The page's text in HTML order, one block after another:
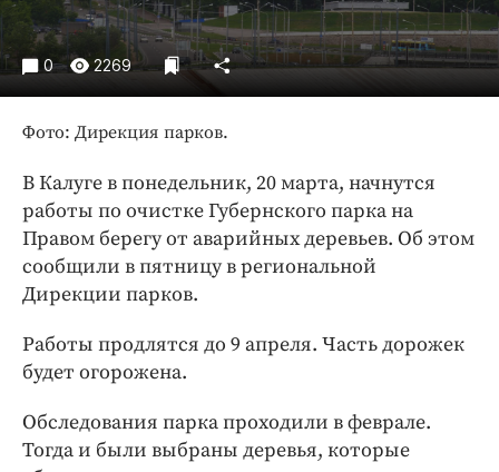
Происшествия
Спорт
Экономика и бизнес
ПРОЕКТЫ
Издания
Медиаперсона
Интересное чтиво
Клиника года
Бренд года
Работодатель года
0 2269
Фото: Дирекция парков.
В Калуге в понедельник, 20 марта, начнутся
работы по очистке Губернского парка на
Правом берегу от аварийных деревьев. Об этом
сообщили в пятницу в региональной
Дирекции парков.
Работы продлятся до 9 апреля. Часть дорожек
будет огорожена.
Обследования парка проходили в феврале.
Тогда и были выбраны деревья, которые